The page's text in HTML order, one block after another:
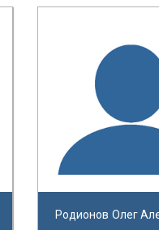
Родионов Олег